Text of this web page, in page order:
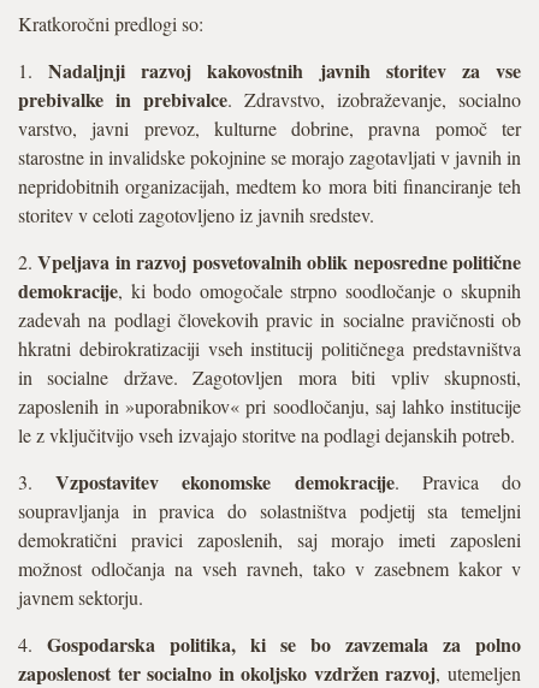
Kratkoročni predlogi so:
1.Nadaljnji razvoj kakovostnih javnih storitev za vse
prebivalke in prebivalce. Zdravstvo, izobraževanje, socialno
varstvo, javni prevoz, kulturne dobrine, pravna pomoč ter
starostne in invalidske pokojnine se morajo zagotavljati v javnih in
nepridobitnih organizacijah, medtem ko mora biti financiranje teh
storitev v celoti zagotovljeno iz javnih sredstev.
2.Vpeljava in razvoj posvetovalnih oblik neposredne politične
demokracije, ki bodo omogočale strpno soodločanje o skupnih
zadevah na podlagi človekovih pravic in socialne pravičnosti ob
hkratni debirokratizaciji vseh institucij političnega predstavništva
in socialne države. Zagotovljen mora biti vpliv skupnosti,
zaposlenih in »uporabnikov« pri soodločanju, saj lahko institucije
le z vključitvijo vseh izvajajo storitve na podlagi dejanskih potreb.
3.Vzpostavitev ekonomske demokracije. Pravica do
soupravljanja in pravica do solastništva podjetij sta temeljni
demokratični pravici zaposlenih, saj morajo imeti zaposleni
možnost odločanja na vseh ravneh, tako v zasebnem kakor v
javnem sektorju.
4. Gospodarska politika, ki se bo zavzemala za polno
zaposlenost ter socialno in okoljsko vzdržen razvoj, utemeljen